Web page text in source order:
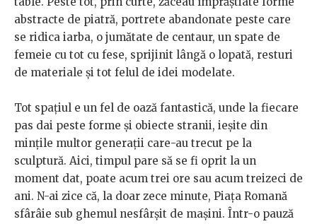
abstracte de piatră, portrete abandonate peste care
se ridica iarba, o jumătate de centaur, un spate de
femeie cu tot cu fese, sprijinit lângă o lopată, resturi
de materiale și tot felul de idei modelate.
Tot spațiul e un fel de oază fantastică, unde la fiecare
pas dai peste forme și obiecte stranii, ieșite din
mințile multor generații care-au trecut pe la
sculptură. Aici, timpul pare să se fi oprit la un
moment dat, poate acum trei ore sau acum treizeci de
ani. N-ai zice că, la doar zece minute, Piața Romană
sfârâie sub ghemul nesfârșit de mașini. Într-o pauză